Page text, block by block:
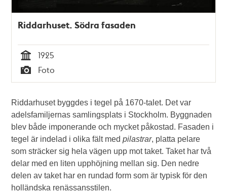
Riddarhuset. Södra fasaden
Tid
1925
Typ
Foto
Riddarhuset byggdes i tegel på 1670-talet. Det var
adelsfamiljernas samlingsplats i Stockholm. Byggnaden
blev både imponerande och mycket påkostad. Fasaden i
tegel är indelad i olika fält medpilastrar, platta pelare
som sträcker sig hela vägen upp mot taket. Taket har två
delar med en liten upphöjning mellan sig. Den nedre
delen av taket har en rundad form som är typisk för den
holländska renässansstilen.